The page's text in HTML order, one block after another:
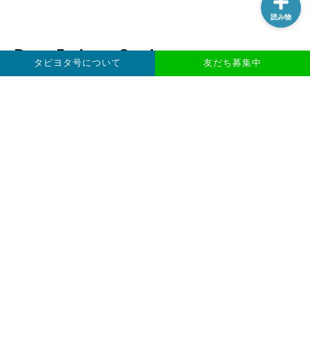
Boat Fishing Guide
ボートフィッシングお役立
タピヨタ号について 友だち募集中
読み物